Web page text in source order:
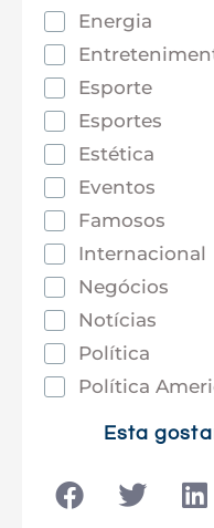
Energia
Esporte
Esportes
Estética
Eventos
Famosos
Internacional
Negócios
Notícias
Política
Política
Tecnologia
Esta